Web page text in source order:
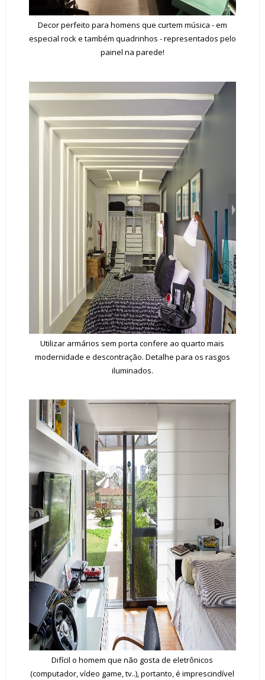
Decor perfeito para homens que curtem música - em
especial rock e também quadrinhos - representados pelo
painel na parede!
Utilizar armários sem porta confere ao quarto mais
modernidade e descontração. Detalhe para os rasgos
iluminados.
Difícil o homem que não gosta de eletrônicos
(computador, vídeo game, tv..), portanto, é imprescindível